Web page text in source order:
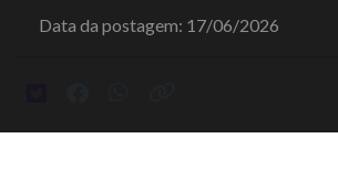
Data da postagem: 17/06/2026